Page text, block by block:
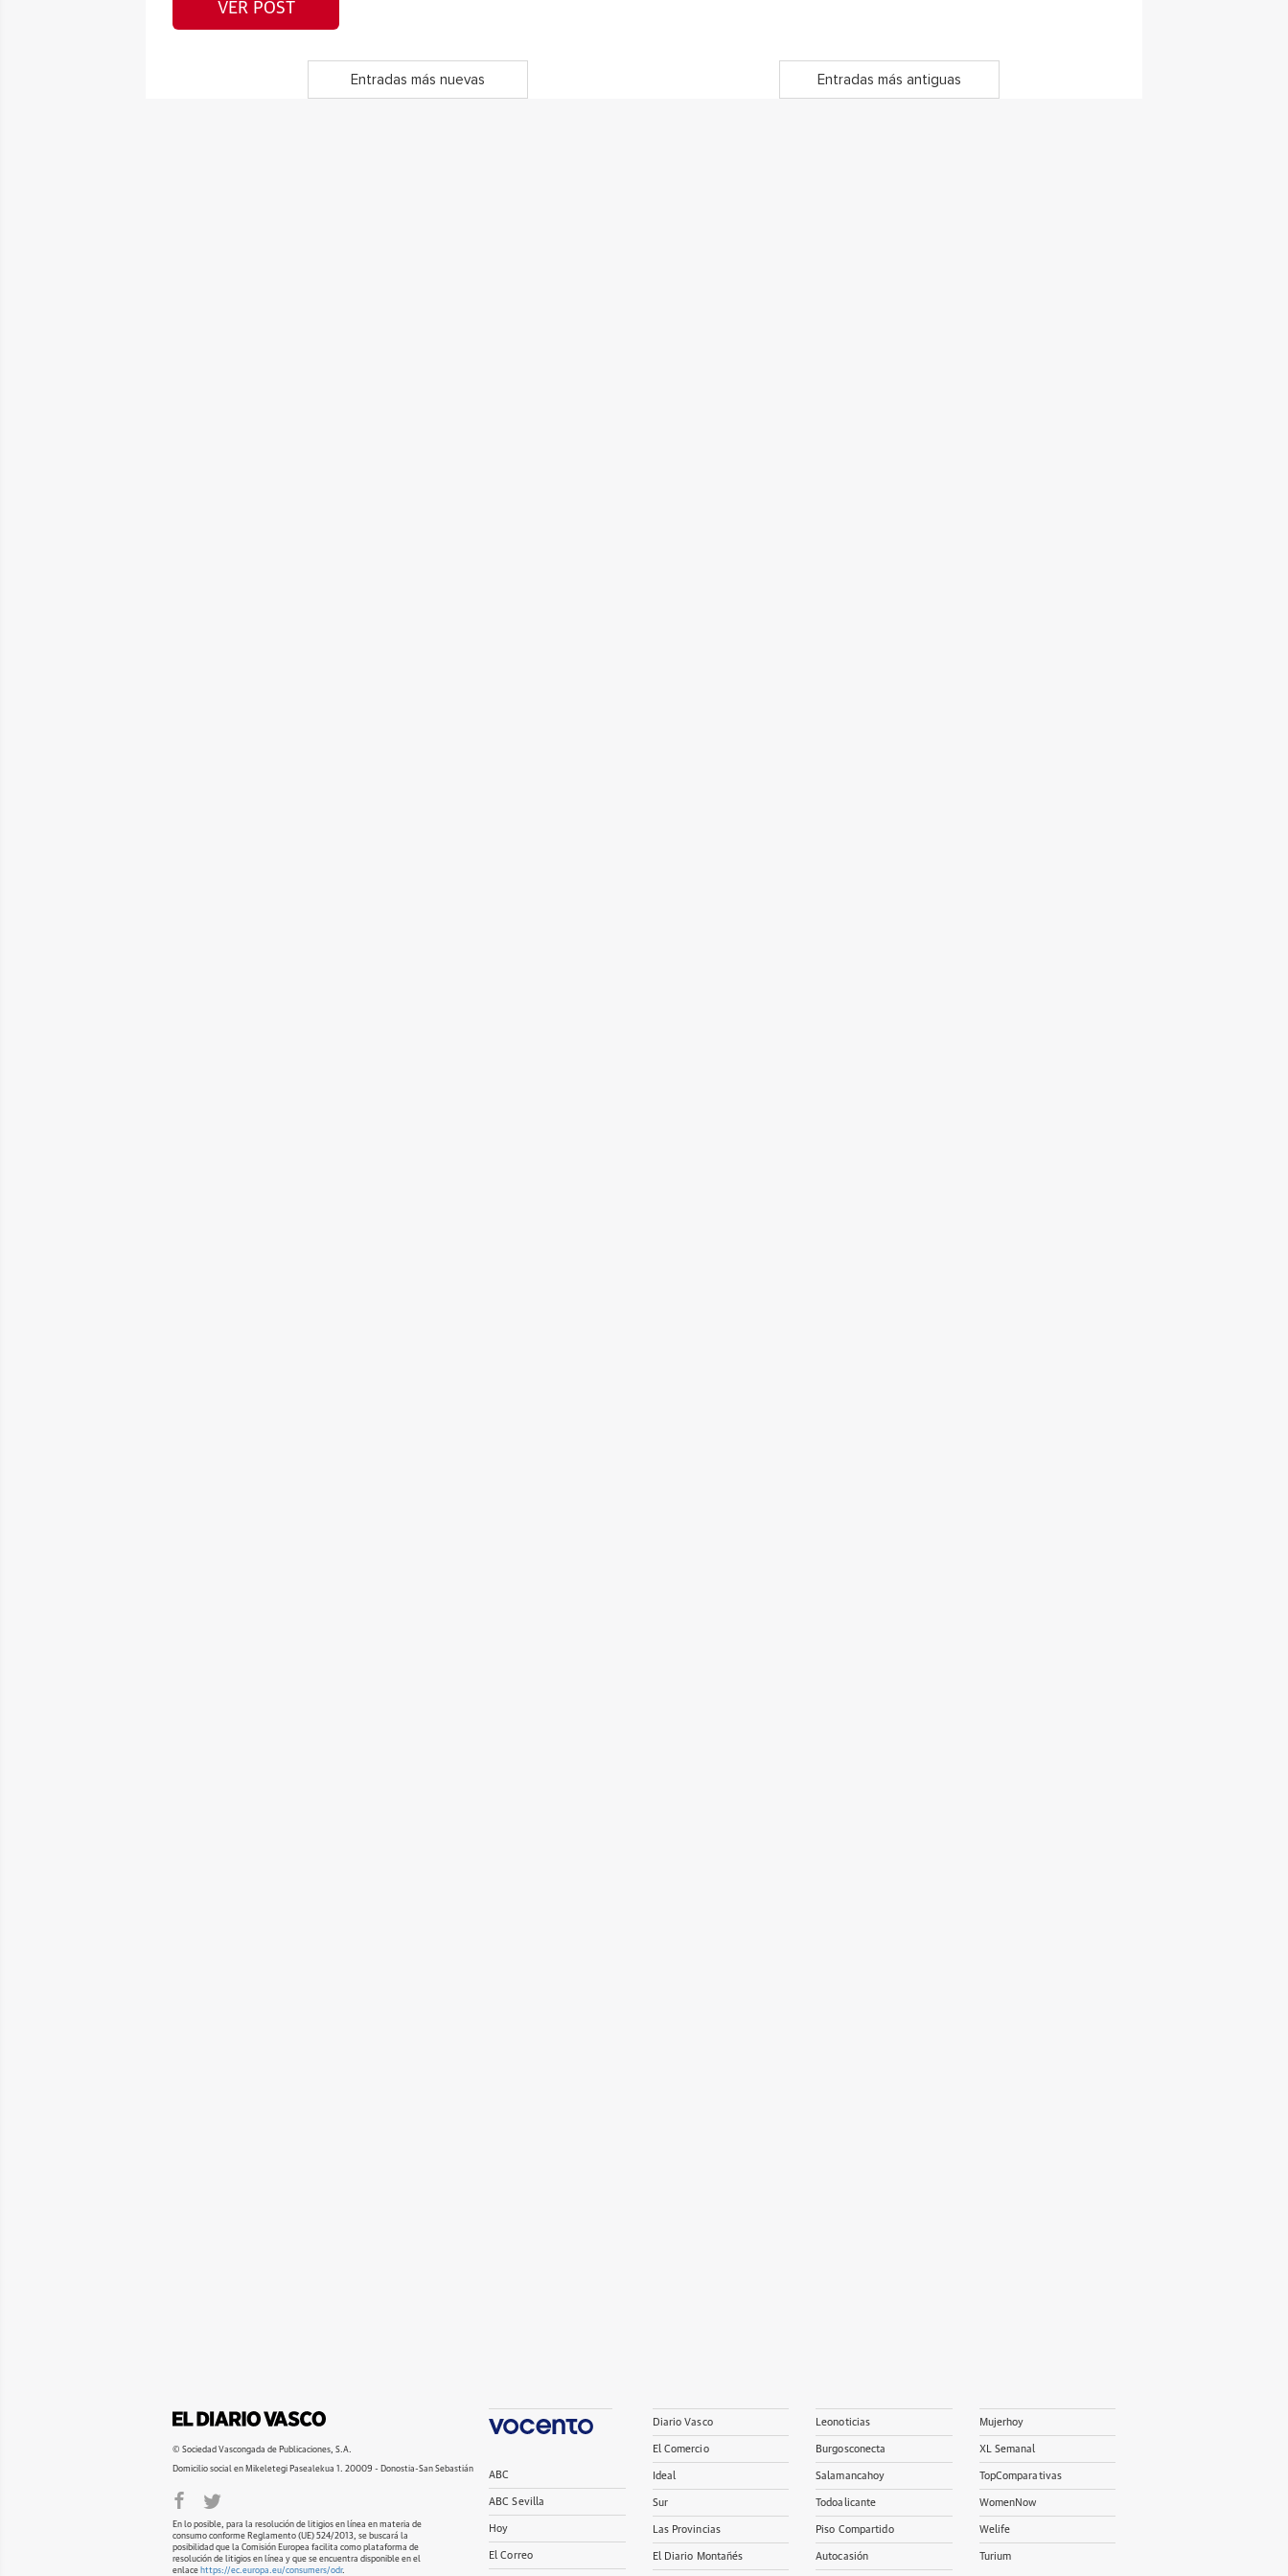
VER POST
Entradas más nuevas Entradas más antiguas
© Sociedad Vascongada de Publicaciones, S.A.
Domicilio social en Mikeletegi Pasealekua 1. 20009 - Donostia-San Sebastián
En lo posible, para la resolución de litigios en línea en materia de
consumo conforme Reglamento (UE) 524/2013, se buscará la
posibilidad que la Comisión Europea facilita como plataforma de
resolución de litigios en línea y que se encuentra disponible en el
enlace https://ec.europa.eu/consumers/odr.
ABC
ABC Sevilla
Hoy
El Correo
Diario Vasco
El Comercio
Ideal
Sur
Las Provincias
El Diario Montañés
Leonoticias
Burgosconecta
Salamancahoy
Todoalicante
Piso Compartido
Autocasión
Mujerhoy
XL Semanal
TopComparativas
WomenNow
Welife
Turium